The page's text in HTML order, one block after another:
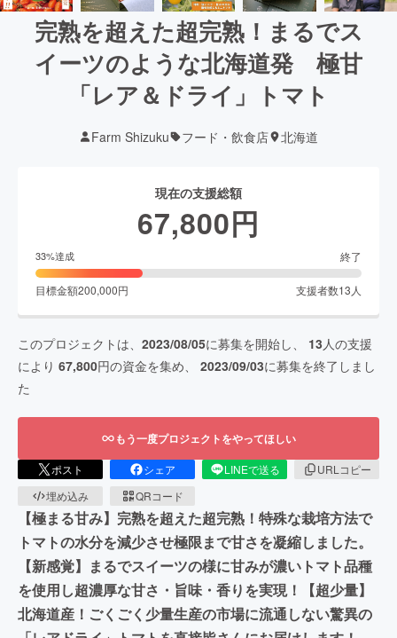
完熟を超えた超完熟！まるでス
イーツのような北海道発 極甘
「レア＆ドライ」トマト
Farm Shizuku フード・飲食店 北海道
現在の支援総額
67,800円
33%達成 終了
目標金額200,000円 支援者数13 人
このプロジェクトは、 2023/08/05に募集を開始し、 13 人の支援
により 67,800円の資金を集め、 2023/09/03に募集を終了しまし
た
もう一度プロジェクトをやってほしい
ポスト シェア LINEで送る
URLコピー
埋め込み
QRコード
【極まる甘み】完熟を超えた超完熟！特殊な栽培方法で
トマトの水分を減少させ極限まで甘さを凝縮しました。
【新感覚】まるでスイーツの様に甘みが濃いトマト品種
を使用し超濃厚な甘さ・旨味・香りを実現！【超少量】
北海道産！ごくごく少量生産の市場に流通しない驚異の